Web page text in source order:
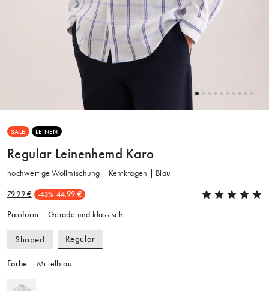
SALE LEINEN
Regular Leinenhemd Karo
hochwertige Wollmischung | Kentkragen | Blau
79.99 € -43% 44.99 €
Passform Gerade und klassisch
Shaped Regular
Farbe Mittelblau